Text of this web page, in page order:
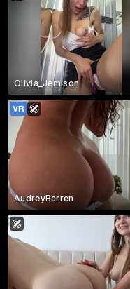
Olivia_Jemison
AudreyBarren